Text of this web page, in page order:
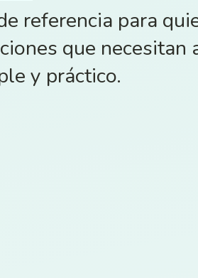
referencia para
que necesitan
y práctico.